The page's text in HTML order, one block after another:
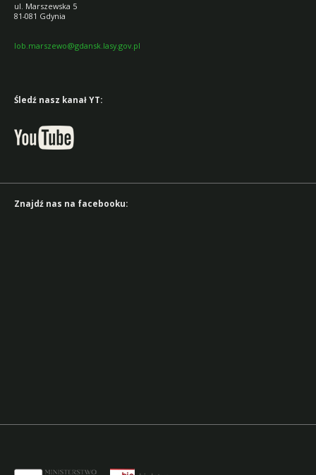
ul. Marszewska 5
81-081 Gdynia
lob.marszewo@gdansk.lasy.gov.pl
Śledź nasz kanał YT:
Znajdź nas na facebooku: